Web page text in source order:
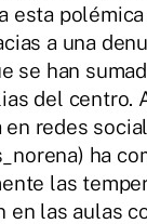
esta
a una
se han
del centro.
en redes
ha
las
en las aulas